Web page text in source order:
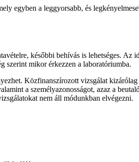
egyben a leggyorsabb, és
későbbi behívás is lehetséges. Az
szerint mikor érkezzen a laboratóriumba.
Közfinanszírozott vizsgálat
a személyazonosságot, azaz a
nem áll módunkban elvégezni.